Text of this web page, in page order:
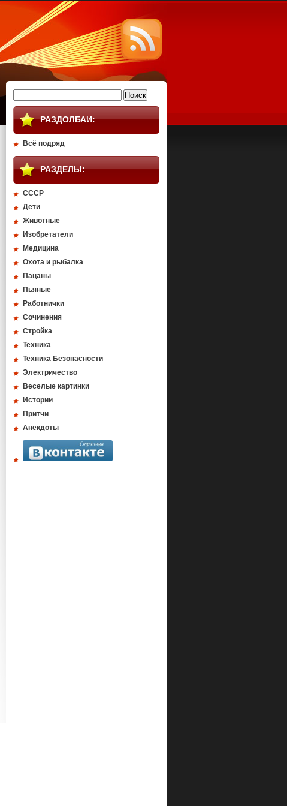
РАЗДОЛБАИ:
Всё подряд
РАЗДЕЛЫ:
СССР
Дети
Животные
Изобретатели
Медицина
Охота и рыбалка
Пацаны
Пьяные
Работнички
Сочинения
Стройка
Техника
Техника Безопасности
Электричество
Веселые картинки
Истории
Притчи
Анекдоты